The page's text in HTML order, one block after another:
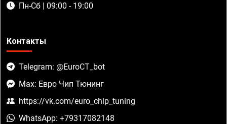
Пн-Сб | 09:00 - 19:00
Контакты
Telegram: @EuroCT_bot
Max: Евро Чип Тюнинг
https://vk.com/euro_chip_tuning
WhatsApp: +79317082148